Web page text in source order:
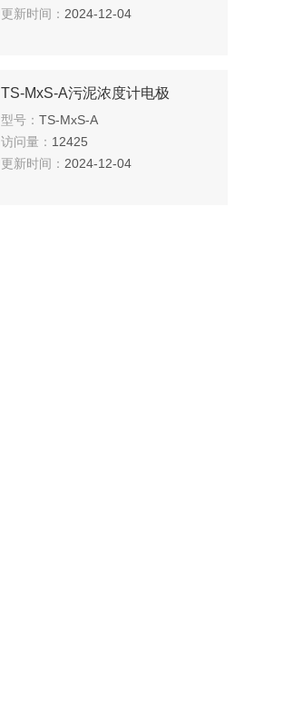
更新时间： 2024-12-04
TS-MxS-A污泥浓度计电极
型号： TS-MxS-A
访问量： 12425
更新时间： 2024-12-04